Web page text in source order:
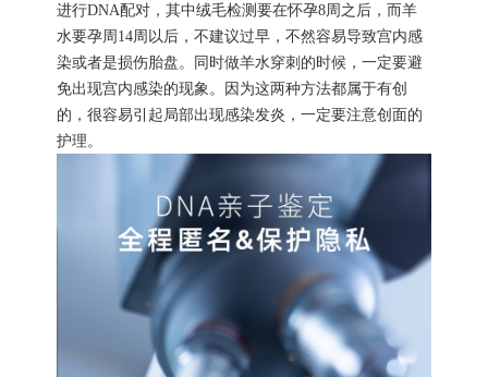
进行DNA配对，其中绒毛检测要在怀孕8周之后，而羊
水要孕周14周以后，不建议过早，不然容易导致宫内感
染或者是损伤胎盘。同时做羊水穿刺的时候，一定要避
免出现宫内感染的现象。因为这两种方法都属于有创
的，很容易引起局部出现感染发炎，一定要注意创面的
护理。